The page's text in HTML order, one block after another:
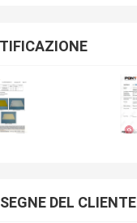
DEL CLIENTE